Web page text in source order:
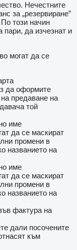
Нечестните
за „резервиране”
този начин
да изчезнат и
могат да се
да оформите
предаване на
той
име
да се маскират
промени в
названието на
име
да се маскират
промени в
названието на
фактура на
дали посочените
към